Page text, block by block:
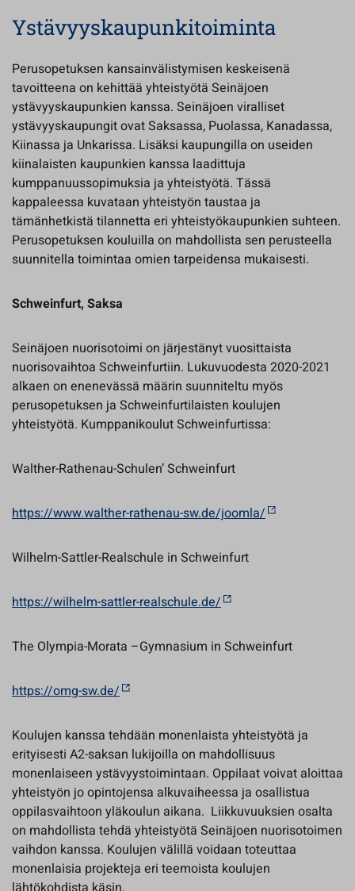
Ystävyyskaupunkitoiminta
Perusopetuksen kansainvälistymisen keskeisenä
tavoitteena on kehittää yhteistyötä Seinäjoen
ystävyyskaupunkien kanssa. Seinäjoen viralliset
ystävyyskaupungit ovat Saksassa, Puolassa, Kanadassa,
Kiinassa ja Unkarissa. Lisäksi kaupungilla on useiden
kiinalaisten kaupunkien kanssa laadittuja
kumppanuussopimuksia ja yhteistyötä. Tässä
kappaleessa kuvataan yhteistyön taustaa ja
tämänhetkistä tilannetta eri yhteistyökaupunkien suhteen.
Perusopetuksen kouluilla on mahdollista sen perusteella
suunnitella toimintaa omien tarpeidensa mukaisesti.
Schweinfurt, Saksa
Seinäjoen nuorisotoimi on järjestänyt vuosittaista
nuorisovaihtoa Schweinfurtiin. Lukuvuodesta 2020-2021
alkaen on enenevässä määrin suunniteltu myös
perusopetuksen ja Schweinfurtilaisten koulujen
yhteistyötä. Kumppanikoulut Schweinfurtissa:
Walther-Rathenau-Schulen’ Schweinfurt
https://www.walther-rathenau-sw.de/joomla/
Wilhelm-Sattler-Realschule in Schweinfurt
https://wilhelm-sattler-realschule.de/
The Olympia-Morata –Gymnasium in Schweinfurt
https://omg-sw.de/
Koulujen kanssa tehdään monenlaista yhteistyötä ja
erityisesti A2-saksan lukijoilla on mahdollisuus
monenlaiseen ystävyystoimintaan. Oppilaat voivat aloittaa
yhteistyön jo opintojensa alkuvaiheessa ja osallistua
oppilasvaihtoon yläkoulun aikana. Liikkuvuuksien osalta
on mahdollista tehdä yhteistyötä Seinäjoen nuorisotoimen
vaihdon kanssa. Koulujen välillä voidaan toteuttaa
monenlaisia projekteja eri teemoista koulujen